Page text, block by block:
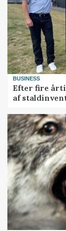
BUSINESS
Efter fire
af